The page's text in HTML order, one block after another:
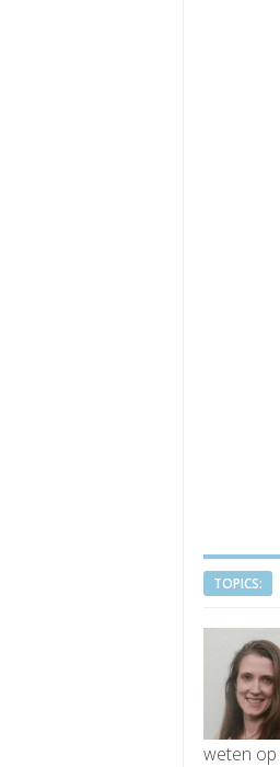
TOPICS:
weten op